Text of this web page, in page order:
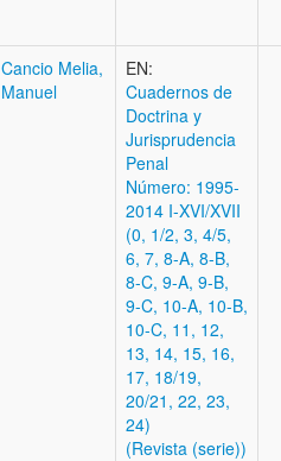
Cancio Melia,
Manuel
EN:
Cuadernos de
Doctrina y
Jurisprudencia
Penal
Número: 1995-
2014 I-XVI/XVII
(0, 1/2, 3, 4/5,
6, 7, 8-A, 8-B,
8-C, 9-A, 9-B,
9-C, 10-A, 10-B,
10-C, 11, 12,
13, 14, 15, 16,
17, 18/19,
20/21, 22, 23,
24)
(Revista (serie))